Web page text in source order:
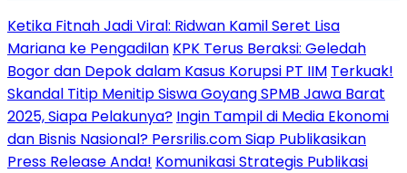
Ketika Fitnah Jadi Viral: Ridwan Kamil Seret Lisa
Mariana ke Pengadilan KPK Terus Beraksi: Geledah
Bogor dan Depok dalam Kasus Korupsi PT IIM Terkuak!
Skandal Titip Menitip Siswa Goyang SPMB Jawa Barat
2025, Siapa Pelakunya? Ingin Tampil di Media Ekonomi
dan Bisnis Nasional? Persrilis.com Siap Publikasikan
Press Release Anda! Komunikasi Strategis Publikasi